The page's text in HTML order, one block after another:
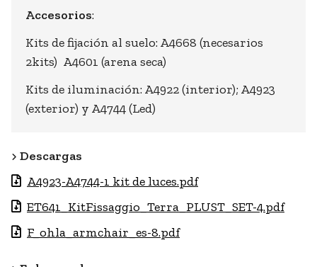
Accesorios:
Kits de fijación al suelo: A4668 (necesarios
2kits) A4601 (arena seca)
Kits de iluminación: A4922 (interior); A4923
(exterior) y A4744 (Led)
Descargas
A4923-A4744-1 kit de luces.pdf
ET641_KitFissaggio_Terra_PLUST_SET-4.pdf
F_ohla_armchair_es-8.pdf